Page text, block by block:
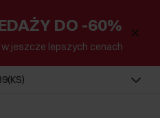
DO -60%
jeszcze lepszych cenach